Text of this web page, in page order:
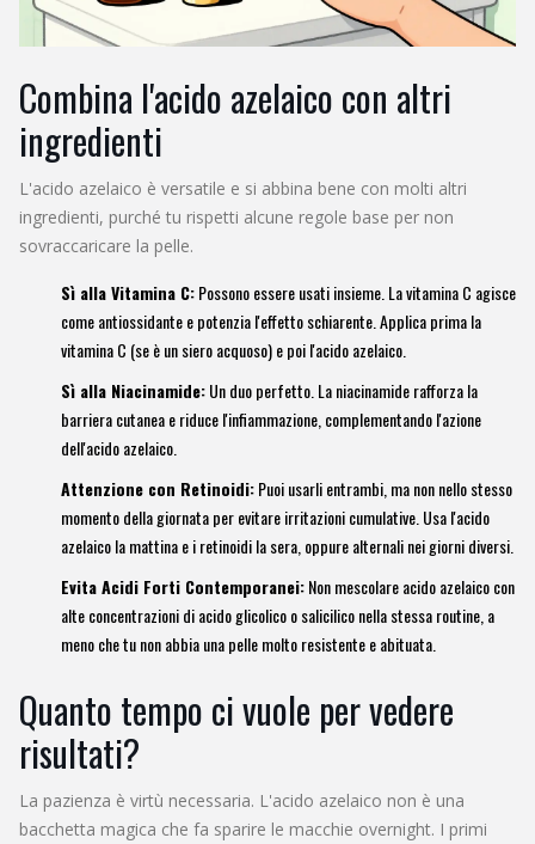
Combina l'acido azelaico con altri
ingredienti
L'acido azelaico è versatile e si abbina bene con molti altri
ingredienti, purché tu rispetti alcune regole base per non
sovraccaricare la pelle.
Sì alla Vitamina C:Possono essere usati insieme. La vitamina C agisce
come antiossidante e potenzia l'effetto schiarente. Applica prima la
vitamina C (se è un siero acquoso) e poi l'acido azelaico.
Sì alla Niacinamide:Un duo perfetto. La niacinamide rafforza la
barriera cutanea e riduce l'infiammazione, complementando l'azione
dell'acido azelaico.
Attenzione con Retinoidi:Puoi usarli entrambi, ma non nello stesso
momento della giornata per evitare irritazioni cumulative. Usa l'acido
azelaico la mattina e i retinoidi la sera, oppure alternali nei giorni diversi.
Evita Acidi Forti Contemporanei:Non mescolare acido azelaico con
alte concentrazioni di acido glicolico o salicilico nella stessa routine, a
meno che tu non abbia una pelle molto resistente e abituata.
Quanto tempo ci vuole per vedere
risultati?
La pazienza è virtù necessaria. L'acido azelaico non è una
bacchetta magica che fa sparire le macchie overnight. I primi